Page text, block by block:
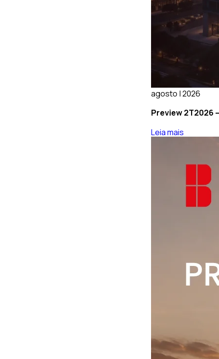
agosto | 2026
Preview 2T2026
Leia mais